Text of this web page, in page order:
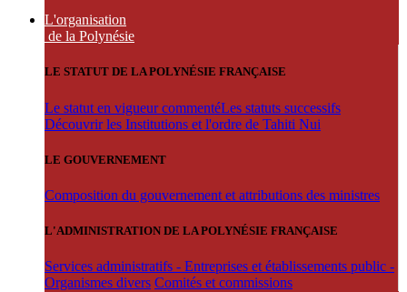
L'organisation
de la Polynésie
LE STATUT DE LA POLYNÉSIE FRANÇAISE
Le statut en vigueur commentéLes statuts successifs
Découvrir les Institutions et l'ordre de Tahiti Nui
LE GOUVERNEMENT
Composition du gouvernement et attributions des ministres
L'ADMINISTRATION DE LA POLYNÉSIE FRANÇAISE
Services administratifs - Entreprises et établissements public -
Organismes divers Comités et commissions